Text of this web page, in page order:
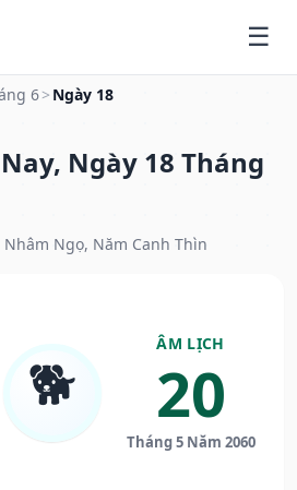
6> Ngày 18
Ngày 18 Tháng
Ngọ, Năm Canh Thìn
🐕
ÂM LỊCH
20
Tháng 5 Năm 2060